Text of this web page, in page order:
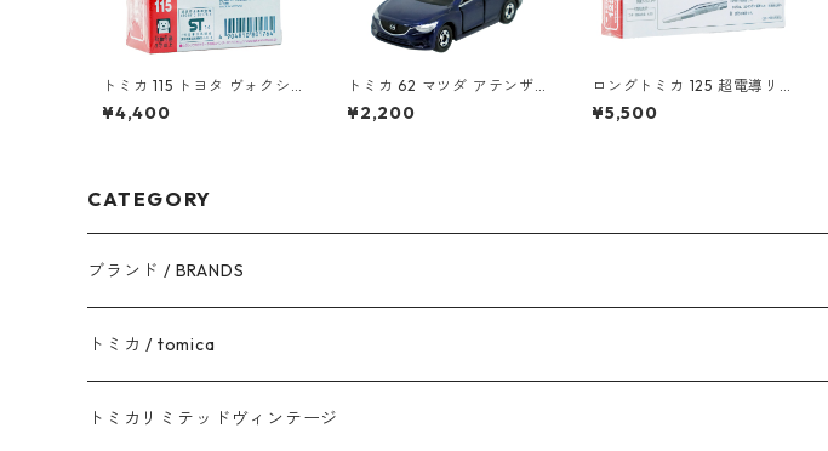
トミカ 115 トヨタ ヴォクシ
ー（初回特別仕様）#10801
764
¥4,400
トミカ 62 マツダ アテンザ
（初回特別カラー）#10474
715
¥2,200
ロングトミカ 125 超電導リ
ニア L0系 #10824619
¥5,500
CATEGORY
ブランド / BRANDS
トヨタ / TOYOTA
ダイハツ / DAIHATSU
トミカ / tomica
赤箱 - 現行トミカ
トミカリミテッドヴィンテージ